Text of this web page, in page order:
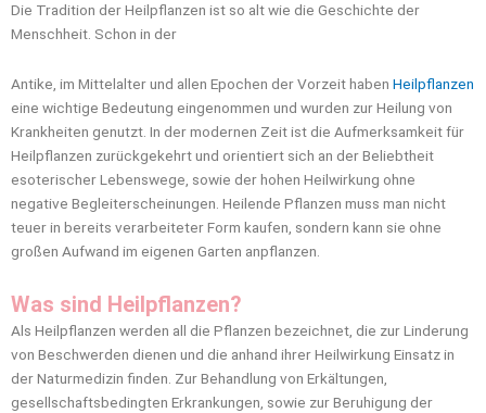
Die Tradition der Heilpflanzen ist so alt wie die Geschichte der
Menschheit. Schon in der
Antike, im Mittelalter und allen Epochen der Vorzeit haben Heilpflanzen
eine wichtige Bedeutung eingenommen und wurden zur Heilung von
Krankheiten genutzt. In der modernen Zeit ist die Aufmerksamkeit für
Heilpflanzen zurückgekehrt und orientiert sich an der Beliebtheit
esoterischer Lebenswege, sowie der hohen Heilwirkung ohne
negative Begleiterscheinungen. Heilende Pflanzen muss man nicht
teuer in bereits verarbeiteter Form kaufen, sondern kann sie ohne
großen Aufwand im eigenen Garten anpflanzen.
Was sind Heilpflanzen?
Als Heilpflanzen werden all die Pflanzen bezeichnet, die zur Linderung
von Beschwerden dienen und die anhand ihrer Heilwirkung Einsatz in
der Naturmedizin finden. Zur Behandlung von Erkältungen,
gesellschaftsbedingten Erkrankungen, sowie zur Beruhigung der